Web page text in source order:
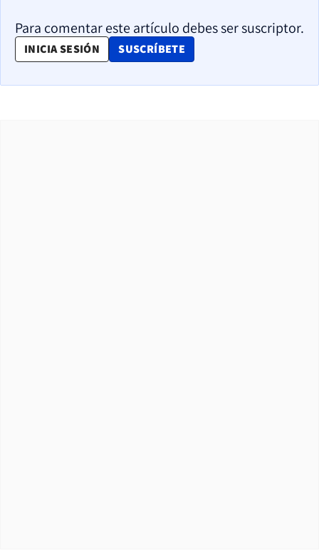
Para comentar este artículo debes ser suscriptor.
INICIA SESIÓN SUSCRÍBETE
OPENS IN NEW WINDOW